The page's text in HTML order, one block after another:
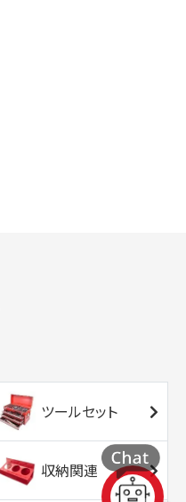
ツールセット
収納関連